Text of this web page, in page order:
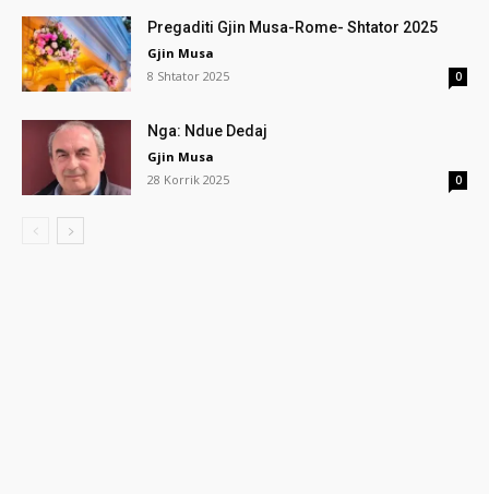
Pregaditi Gjin Musa-Rome- Shtator 2025
Gjin Musa
8 Shtator 2025
0
Nga: Ndue Dedaj
Gjin Musa
28 Korrik 2025
0